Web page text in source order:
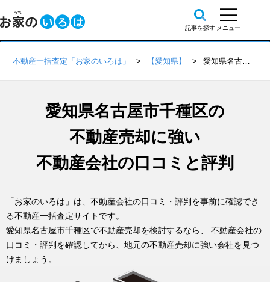
不動産一括査定「お家のいろは」 【愛知県】 愛知県名古屋市千種区の不動産会社 口コミ・評判一覧
愛知県名古屋市千種区の
不動産売却に強い
不動産会社の口コミと評判
「お家のいろは」は、不動産会社の口コミ・評判を事前に確認でき
る不動産一括査定サイトです。
愛知県名古屋市千種区で不動産売却を検討するなら、 不動産会社の
口コミ・評判を確認してから、地元の不動産売却に強い会社を見つ
けましょう。